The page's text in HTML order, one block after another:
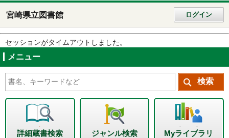
宮崎県立図書館 ログイン
セッションがタイムアウトしました。
メニュー
詳細蔵書検索 ジャンル検索 Myライブラリ